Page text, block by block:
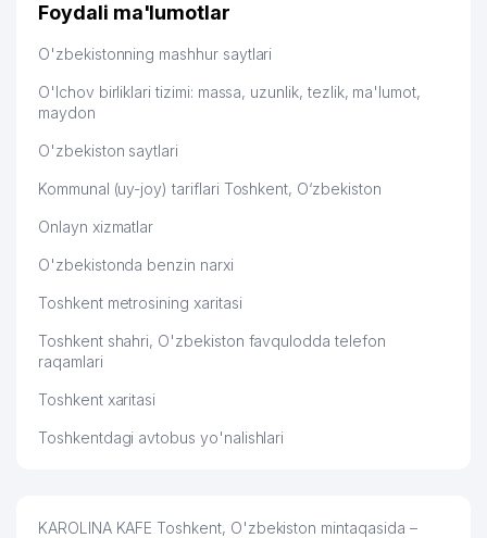
Foydali ma'lumotlar
O'zbekistonning mashhur saytlari
O'lchov birliklari tizimi: massa, uzunlik, tezlik, ma'lumot,
maydon
O'zbekiston saytlari
Kommunal (uy-joy) tariflari Toshkent, O‘zbekiston
Onlayn xizmatlar
O'zbekistonda benzin narxi
Toshkent metrosining xaritasi
Toshkent shahri, O'zbekiston favqulodda telefon
raqamlari
Toshkent xaritasi
Toshkentdagi avtobus yo'nalishlari
KAROLINA KAFE Toshkent, O'zbekiston mintaqasida –